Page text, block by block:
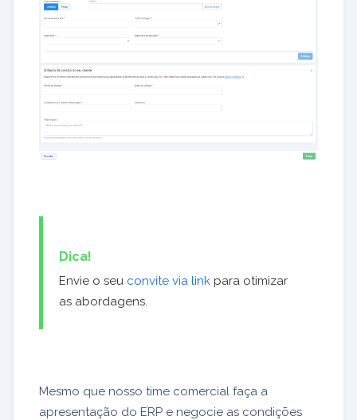
Dica!
Envie o seu convite via link para otimizar
as abordagens.
Mesmo que nosso time comercial faça a
apresentação do ERP e negocie as condições